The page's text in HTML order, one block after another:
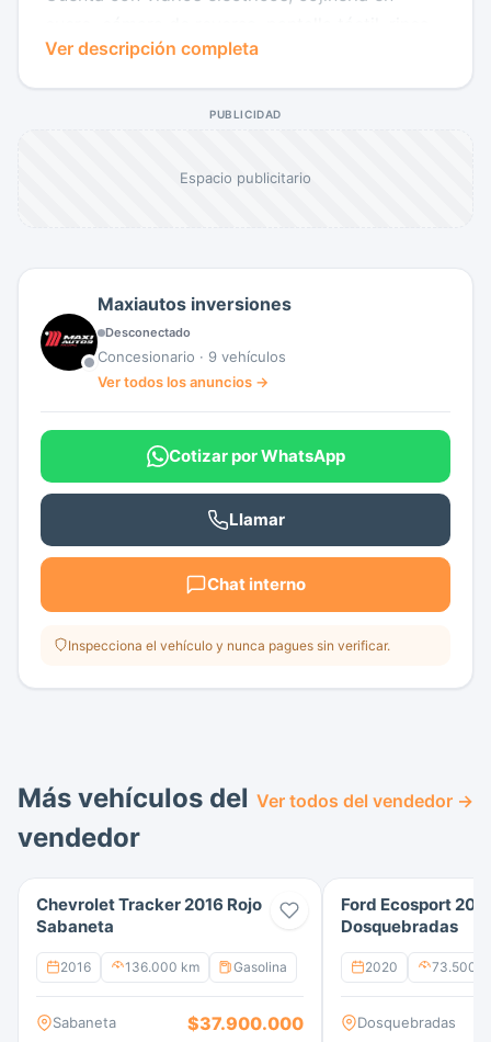
de lujo y exploradoras. Documentos al día con
SOAT y técnico-mecánica vigentes, listo para
Ver descripción completa
PUBLICIDAD
Espacio publicitario
Maxiautos inversiones
Desconectado
Concesionario · 9 vehículos
Ver todos los anuncios →
Cotizar por WhatsApp
Llamar
Chat interno
Inspecciona el vehículo y nunca pagues sin verificar.
Más vehículos del
vendedor
Ver todos del vendedor →
Chevrolet Tracker 2016 Rojo
Sabaneta
2016 136.000 km Gasolina
Sabaneta $37.900.000
Ford Ecosport
Dosquebradas
2020 73.500
Dosquebradas